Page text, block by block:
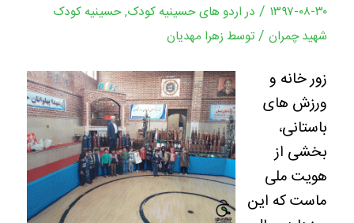
۱۳۹۷-۰۸-۳۰ / دراردو های حسینیه کودک,حسینیه کودک
شهید چمران / توسط زهرا مهدیان
زور خانه و
ورزش های
باستانی،
بخشی از
هویت ملی
ماست که این